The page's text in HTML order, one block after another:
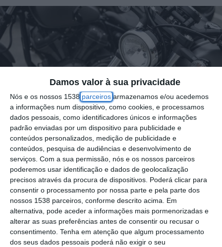
Damos valor à sua privacidade
Nós e os nossos 1538 parceiros armazenamos e/ou acedemos
a informações num dispositivo, como cookies, e processamos
dados pessoais, como identificadores únicos e informações
padrão enviadas por um dispositivo para publicidade e
conteúdos personalizados, medição de publicidade e
conteúdos, pesquisa de audiências e desenvolvimento de
serviços. Com a sua permissão, nós e os nossos parceiros
poderemos usar identificação e dados de geolocalização
precisos através da procura de dispositivos. Poderá clicar para
consentir o processamento por nossa parte e pela parte dos
nossos 1538 parceiros, conforme descrito acima. Em
alternativa, pode aceder a informações mais pormenorizadas e
alterar as suas preferências antes de consentir ou recusar o
consentimento. Tenha em atenção que algum processamento
dos seus dados pessoais poderá não exigir o seu
A vila da Golegã vai ser palco de mais uma
edição do Passeio de Motas Clássicas, que
este ano decorre no dia 11 de maio de 2025.
O evento, que já vai na sua 8.ª edição, reúne
apaixonados por motociclos históricos para